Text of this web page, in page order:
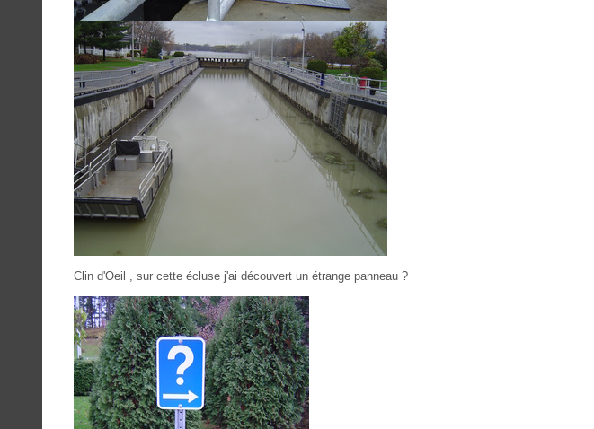
Clin d'Oeil , sur cette écluse j'ai découvert un étrange panneau ?